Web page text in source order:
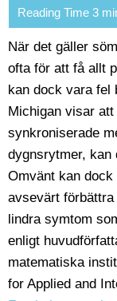
När det gäller
ofta för att få allt
kan dock vara fel
Michigan visar
synkroniserade
dygnsrytmer, kan
Omvänt kan
avsevärt
lindra symtom
enligt
matematiska
for Applied and